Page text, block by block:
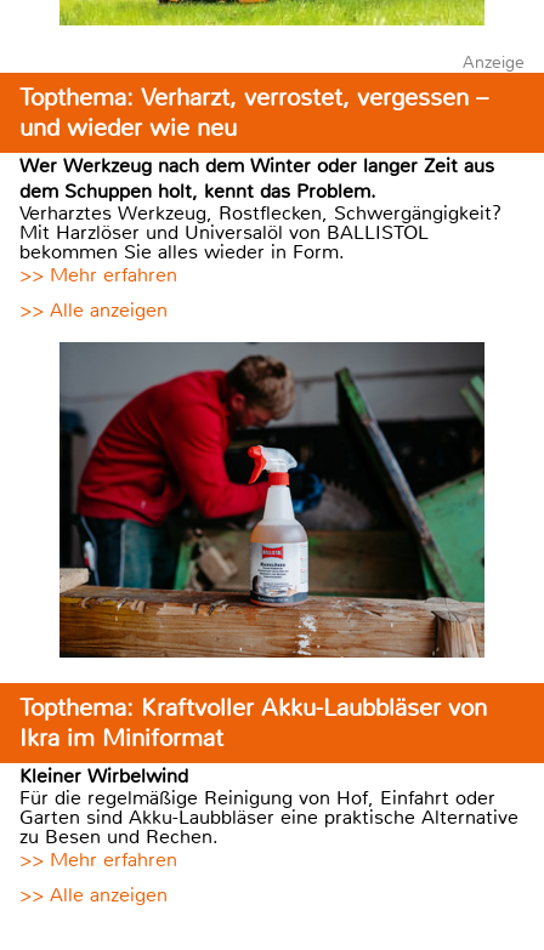
Anzeige
Topthema: Verharzt, verrostet, vergessen –
und wieder wie neu
Wer Werkzeug nach dem Winter oder langer Zeit aus
dem Schuppen holt, kennt das Problem.
Verharztes Werkzeug, Rostflecken, Schwergängigkeit?
Mit Harzlöser und Universalöl von BALLISTOL
bekommen Sie alles wieder in Form.
>> Mehr erfahren
>> Alle anzeigen
Topthema: Kraftvoller Akku-Laubbläser von
Ikra im Miniformat
Kleiner Wirbelwind
Für die regelmäßige Reinigung von Hof, Einfahrt oder
Garten sind Akku-Laubbläser eine praktische Alternative
zu Besen und Rechen.
>> Mehr erfahren
>> Alle anzeigen